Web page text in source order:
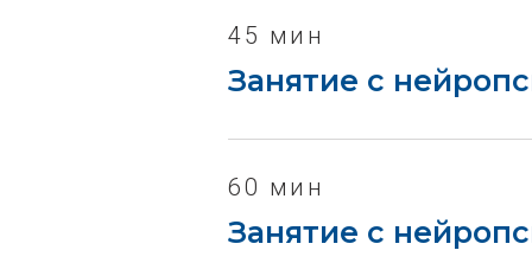
45 мин
Занятие с
60 мин
Занятие с